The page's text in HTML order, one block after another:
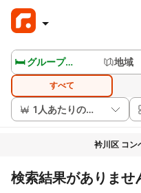
🛏️ グループルームを見る 地域
すべて
1人あたりの価格
衿川区 コン
検索結果がありませ